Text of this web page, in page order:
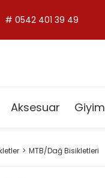
# 0542 401 39 49
Aksesuar Giyim
MTB/Dağ Bisikletleri